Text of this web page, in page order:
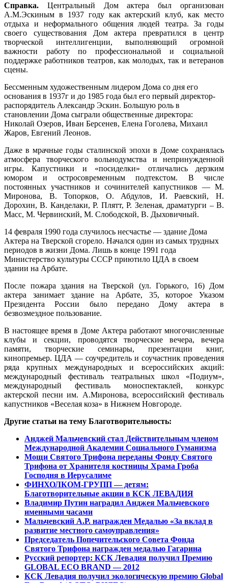
Справка. Центральный Дом актера был организован
А.М.Эскиным в 1937 году как актерский клуб, как место
отдыха и неформального общения людей театра. За годы
своего существования Дом актера превратился в центр
творческой интеллигенции, выполняющий огромной
важности работу по профессиональной и социальной
поддержке работников театров, как молодых, так и ветеранов
сцены.
Бессменным художественным лидером Дома со дня его
основания в 1937г и до 1985 года был его первый директор-
распорядитель Александр Эскин. Большую роль в
становлении Дома сыграли общественные директора:
Николай Озеров, Иван Берсенев, Елена Гоголева, Михаил
Жаров, Евгений Леонов.
Даже в мрачные годы сталинской эпохи в Доме сохранялась
атмосфера творческого вольнодумства и непринужденной
игры. Капустники и «посиделки» отличались дерзким
юмором и остросовременным подтекстом. В числе
постоянных участников и сочинителей капустников — М.
Миронова, В. Топорков, О. Абдулов, И. Раевский, Н.
Дорохин, В. Канделаки, Р. Плятт, Р. Зеленая, драматурги – В.
Масс, М. Червинский, М. Слободской, В. Дыховичный.
14 февраля 1990 года случилось несчастье — здание Дома
Актера на Тверской сгорело. Начался один из самых трудных
периодов в жизни Дома. Лишь в конце 1991 года
Министерство культуры СССР приютило ЦДА в своем
здании на Арбате.
После пожара здания на Тверской (ул. Горького, 16) Дом
актера занимает здание на Арбате, 35, которое Указом
Президента России было передано Дому актера в
безвозмездное пользование.
В настоящее время в Доме Актера работают многочисленные
клубы и секции, проводятся творческие вечера, вечера
памяти, творческие семинары, презентации книг,
кинопремьер. ЦДА — соучредитель и соучастник проведения
ряда крупных международных и всероссийских акций:
международный фестиваль театральных школ «Подиум»,
международный фестиваль моноспектаклей, конкурс
актерской песни им. А.Миронова, всероссийский фестиваль
капустников «Веселая коза» в Нижнем Новгороде.
Другие статьи на тему Благотворительность:
Анджей Мальчевский стал Действительным членом
Международной Академии Социального Гуманизма
Мощи Святого Трифона переданы Фонду Святого
Трифона от Хранителя костницы Храма Гроба
Господня в Иерусалиме
ФИНХОЛКОМ-ГРУПП — детям:
Благотворительные акции в КСК ЛЕВАДИЯ
Владимир Путин наградил Анджея Мальчевского
именными часами
Мальчевский А.Р. награжден Медалью «За вклад в
развитие местного самоуправления»
Председатель Попечительского Совета Фонда
Святого Трифона награжден медалью Гагарина
Русский репортер: КСК Левадия получил Премию
GLOBAL ECO BRAND — 2012
КСК Левадия получил экологическую премию Global